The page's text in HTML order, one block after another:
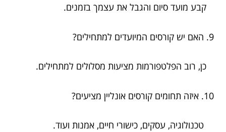
קבע מועד סיום והגבל את עצמך בזמנים.
9. האם יש קורסים המיועדים למתחילים?
כן, רוב הפלטפורמות מציעות מסלולים למתחילים.
10. איזה תחומים קורסים אונליין מציעים?
טכנולוגיה, עסקים, כישורי חיים, אמנות ועוד.